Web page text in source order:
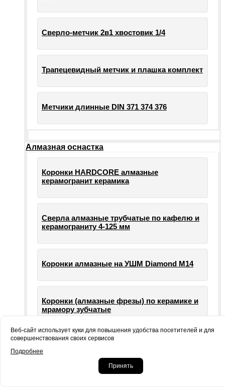
Сверло-метчик 2в1 хвостовик 1/4
Трапецевидный метчик и плашка комплект
Метчики длинные DIN 371 374 376
Алмазная оснастка
Коронки HARDCORE алмазные
керамогранит керамика
Сверла алмазные трубчатые по кафелю и
керамограниту 4-125 мм
Коронки алмазные на УШМ Diamond М14
Коронки (алмазные фрезы) по керамике и
мрамору зубчатые
машин УШМ болгарки
Веб-сайт использует куки для повышения удобства посетителей и для
совершенствования своих сервисов
Подробнее
Принять